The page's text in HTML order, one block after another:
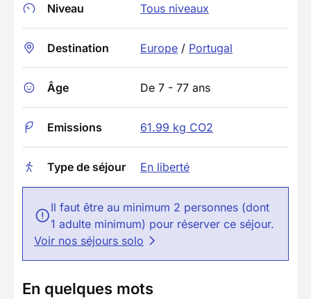
Niveau Tous niveaux
Destination Europe / Portugal
Âge De 7 - 77 ans
Emissions 61.99 kg CO2
Type de séjour En liberté
Il faut être au minimum 2 personnes (dont
1 adulte minimum) pour réserver ce séjour.
Voir nos séjours solo
En quelques mots